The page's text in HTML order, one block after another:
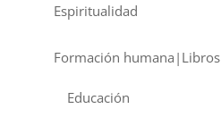
Espiritualidad
Formación humana|Libros
Educación